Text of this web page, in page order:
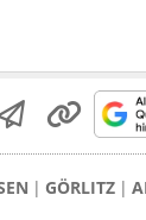
GÖRLITZ